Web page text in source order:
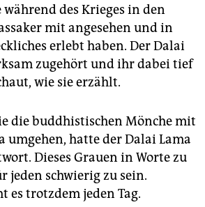
des Krieges in den
mit angesehen und in
erlebt haben. Der Dalai
zugehört und ihr dabei tief
wie sie erzählt.
die buddhistischen Mönche mit
umgehen, hatte der Dalai Lama
Dieses Grauen in Worte zu
jeden schwierig zu sein.
es trotzdem jeden Tag.